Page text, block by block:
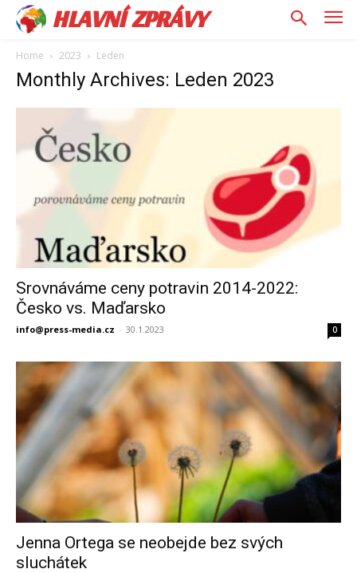
HLAVNÍ ZPRÁVY
Home 2023 Leden
Monthly Archives: Leden 2023
Srovnáváme ceny potravin 2014-2022:
Česko vs. Maďarsko
info@press-media.cz - 30.1.2023 0
Jenna Ortega se neobejde bez svých
sluchátek